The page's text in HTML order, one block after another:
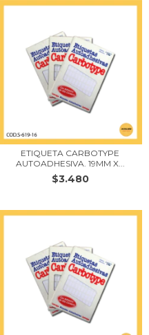
ETIQUETA CARBOTYPE
AUTOADHESIVA. 19MM X...
$3.480